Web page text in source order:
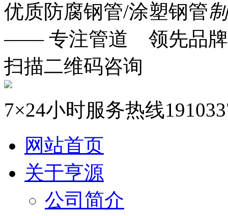
优质防腐钢管/涂塑钢管
—— 专注管道 领先品
扫描二维码咨询
7×24小时服务热线
网站首页
关于亨源
公司简介